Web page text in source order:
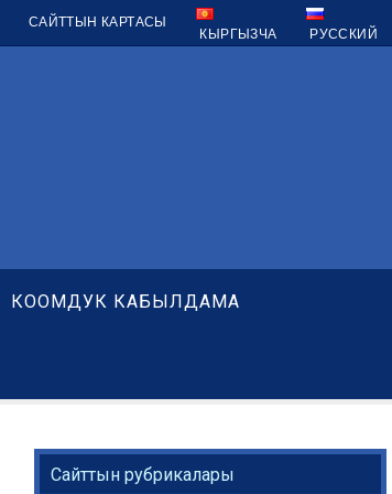
САЙТТЫН КАРТАСЫ
КЫРГЫЗЧА РУССКИЙ
КООМДУК КАБЫЛДАМА
Сайттын рубрикалары